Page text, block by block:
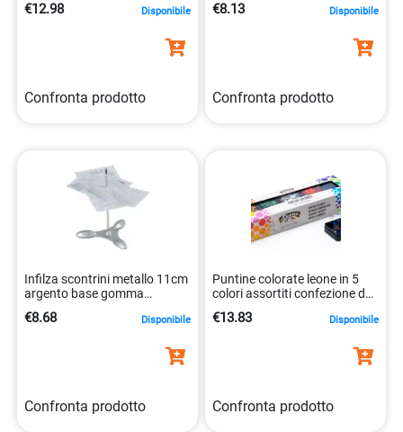
€12.98 Disponibile
Confronta prodotto
€8.13 Disponibile
Confronta prodotto
Infilza scontrini metallo 11cm
argento base gomma
€8.68 Disponibile
Confronta prodotto
Puntine colorate leone in 5
colori assortiti confezione da
€13.83 Disponibile
Confronta prodotto